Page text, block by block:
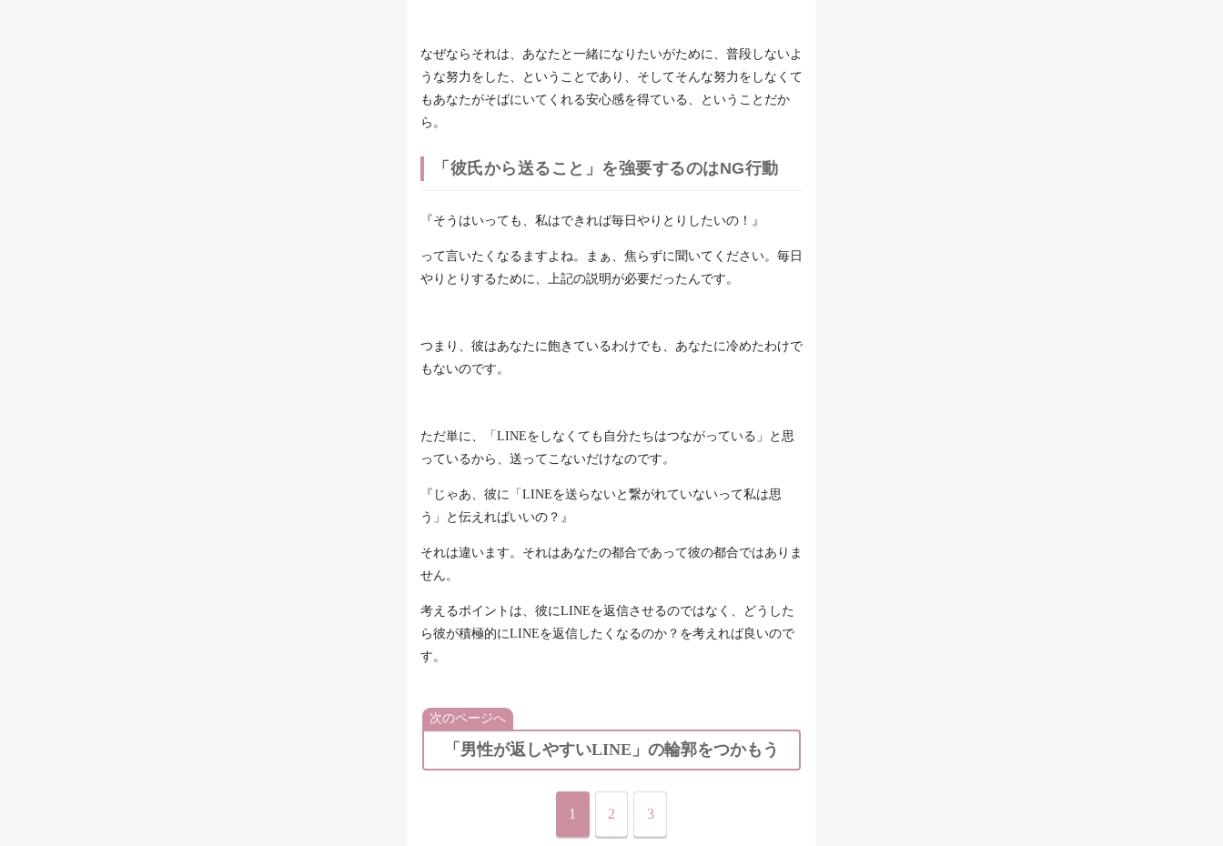
なぜならそれは、あなたと一緒になりたいがために、普段しないよ
うな努力をした、ということであり、そしてそんな努力をしなくて
もあなたがそばにいてくれる安心感を得ている、ということだか
ら。
「彼氏から送ること」を強要するのはNG行動
『そうはいっても、私はできれば毎日やりとりしたいの！』
って言いたくなるますよね。まぁ、焦らずに聞いてください。毎日
やりとりするために、上記の説明が必要だったんです。
つまり、彼はあなたに飽きているわけでも、あなたに冷めたわけで
もないのです。
ただ単に、「LINEをしなくても自分たちはつながっている」と思
っているから、送ってこないだけなのです。
『じゃあ、彼に「LINEを送らないと繋がれていないって私は思
う」と伝えればいいの？』
それは違います。それはあなたの都合であって彼の都合ではありま
せん。
考えるポイントは、彼にLINEを返信させるのではなく、どうした
ら彼が積極的にLINEを返信したくなるのか？を考えれば良いので
す。
次のページへ
「男性が返しやすいLINE」の輪郭をつかもう
1 2 3